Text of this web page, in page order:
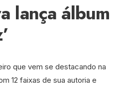
lança álbum
que vem se destacando na
12 faixas de sua autoria e